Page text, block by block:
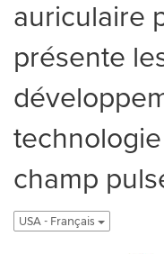
auriculaire
présente
champ
USA - Français